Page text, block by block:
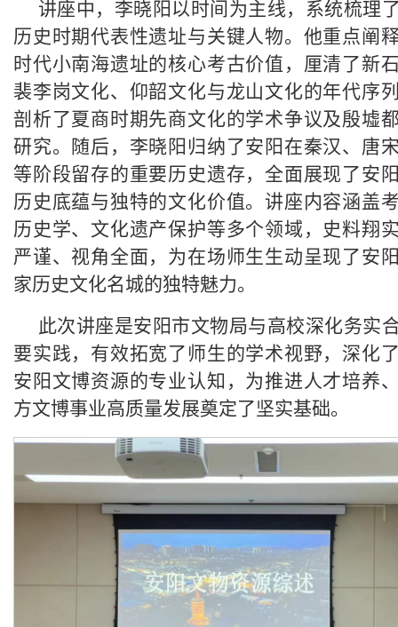
讲座中，李晓阳以时间为主线，系统梳理
历史时期代表性遗址与关键人物。他重点阐
时代小南海遗址的核心考古价值，厘清了新
裴李岗文化、仰韶文化与龙山文化的年代序
剖析了夏商时期先商文化的学术争议及殷墟
研究。随后，李晓阳归纳了安阳在秦汉、唐
等阶段留存的重要历史遗存，全面展现了安
历史底蕴与独特的文化价值。讲座内容涵盖
历史学、文化遗产保护等多个领域，史料翔
严谨、视角全面，为在场师生生动呈现了安
家历史文化名城的独特魅力。
此次讲座是安阳市文物局与高校深化务实
要实践，有效拓宽了师生的学术视野，深化
安阳文博资源的专业认知，为推进人才培养
方文博事业高质量发展奠定了坚实基础。